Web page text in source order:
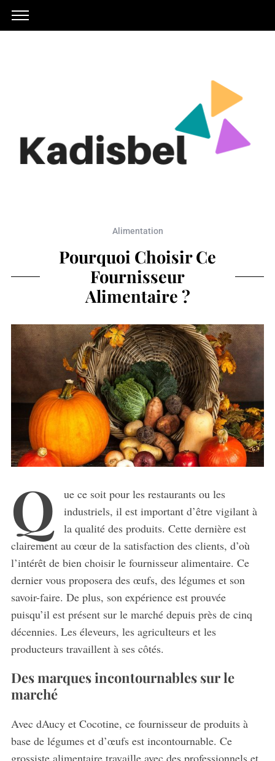
Alimentation
Pourquoi Choisir Ce
Fournisseur
Alimentaire ?
Q
ue ce soit pour les restaurants ou les
industriels, il est important d’être vigilant à
la qualité des produits. Cette dernière est
clairement au cœur de la satisfaction des clients, d’où
l’intérêt de bien choisir le fournisseur alimentaire. Ce
dernier vous proposera des œufs, des légumes et son
savoir-faire. De plus, son expérience est prouvée
puisqu’il est présent sur le marché depuis près de cinq
décennies. Les éleveurs, les agriculteurs et les
producteurs travaillent à ses côtés.
Des marques incontournables sur le
marché
Avec dAucy et Cocotine, ce fournisseur de produits à
base de légumes et d’œufs est incontournable. Ce
grossiste alimentaire travaille avec des professionnels et